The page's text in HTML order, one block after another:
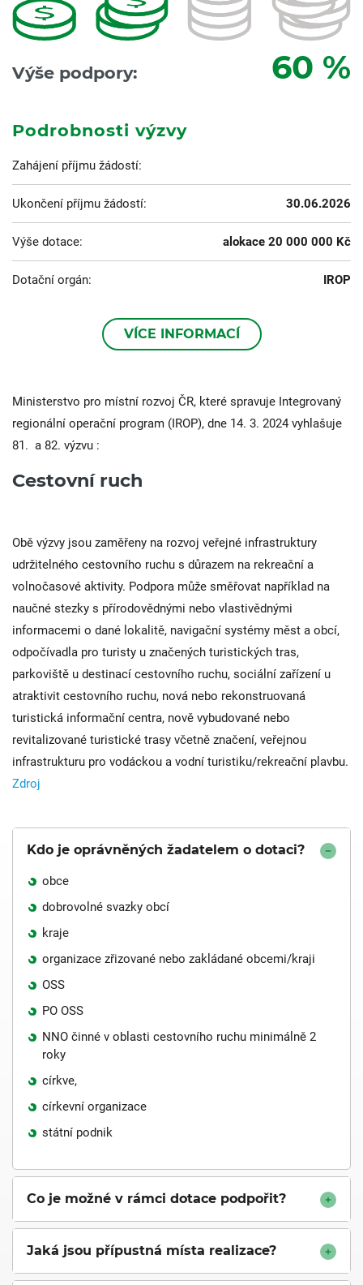
Ministerstvo pro místní rozvoj ČR, které spravuje Integrovaný
regionální operační program (IROP), dne 14. 3. 2024 vyhlašuje
81. a 82. výzvu :
Cestovní ruch
Obě výzvy jsou zaměřeny na rozvoj veřejné infrastruktury
udržitelného cestovního ruchu s důrazem na rekreační a
volnočasové aktivity. Podpora může směřovat například na
naučné stezky s přírodovědnými nebo vlastivědnými
informacemi o dané lokalitě, navigační systémy měst a obcí,
odpočívadla pro turisty u značených turistických tras,
parkoviště u destinací cestovního ruchu, sociální zařízení u
atraktivit cestovního ruchu, nová nebo rekonstruovaná
turistická informační centra, nově vybudované nebo
revitalizované turistické trasy včetně značení, veřejnou
infrastrukturu pro vodáckou a vodní turistiku/rekreační plavbu.
Zdroj
Kdo je oprávněných žadatelem o dotaci?
obce
dobrovolné svazky obcí
kraje
organizace zřizované nebo zakládané obcemi/kraji
OSS
PO OSS
NNO činné v oblasti cestovního ruchu minimálně 2
roky
církve,
církevní organizace
státní podnik
Co je možné v rámci dotace podpořit?
Jaká jsou přípustná místa realizace?
Výše podpory: 60 %
Podrobnosti výzvy
Zahájení příjmu žádostí:
Ukončení příjmu žádostí: 30.06.2026
Výše dotace: alokace 20 000 000 Kč
Dotační orgán: IROP
VÍCE INFORMACÍ